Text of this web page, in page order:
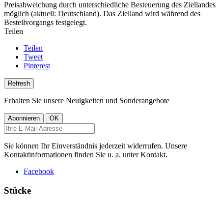
Preisabweichung durch unterschiedliche Besteuerung des Ziellandes
möglich (aktuell: Deutschland). Das Zielland wird während des
Bestellvorgangs festgelegt.
Teilen
Teilen
Tweet
Pinterest
Erhalten Sie unsere Neuigkeiten und Sonderangebote
Sie können Ihr Einverständnis jederzeit widerrufen. Unsere
Kontaktinformationen finden Sie u. a. unter Kontakt.
Facebook
Stücke